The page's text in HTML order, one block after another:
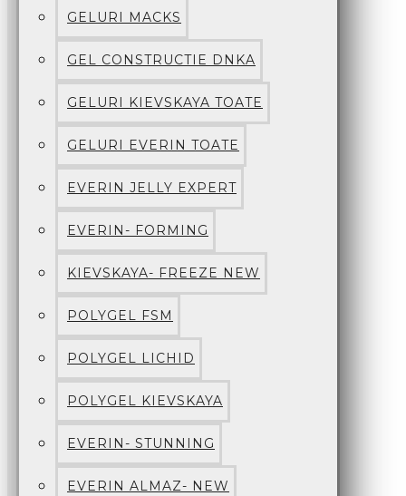
GELURI MACKS
GEL CONSTRUCTIE DNKA
GELURI KIEVSKAYA TOATE
GELURI EVERIN TOATE
EVERIN JELLY EXPERT
EVERIN- FORMING
KIEVSKAYA- FREEZE NEW
POLYGEL FSM
POLYGEL LICHID
POLYGEL KIEVSKAYA
EVERIN- STUNNING
EVERIN ALMAZ- NEW